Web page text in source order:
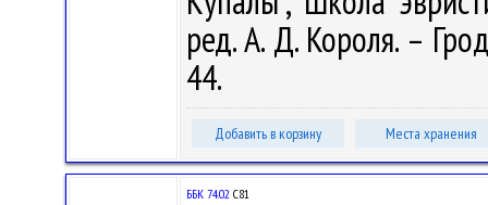
ред. А. Д. Короля. –
44.
Добавить в корзину Места хранения
ББК 74.02 С81